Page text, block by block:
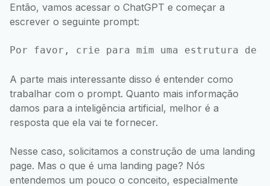
Então, vamos acessar o ChatGPT e começar a
escrever o seguinte prompt:
A parte mais interessante disso é entender como
trabalhar com o prompt. Quanto mais informação
damos para a inteligência artificial, melhor é a
resposta que ela vai te fornecer.
Nesse caso, solicitamos a construção de uma landing
page. Mas o que é uma landing page? Nós
entendemos um pouco o conceito, especialmente